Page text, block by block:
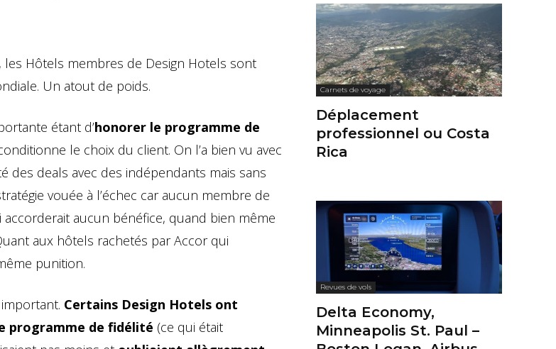
les Hôtels membres de Design Hotels sont
Un atout de poids.
étant d’honorer le programme de
le choix du client. On l’a bien vu avec
des deals avec des indépendants mais sans
vouée à l’échec car aucun membre de
aucun bénéfice, quand bien même
aux hôtels rachetés par Accor qui
punition.
Certains Design Hotels ont
programme de fidélité (ce qui était
Carnets de voyage
Déplacement
professionnel ou Costa
Rica
Revues de vols
Delta Economy,
Minneapolis St. Paul –